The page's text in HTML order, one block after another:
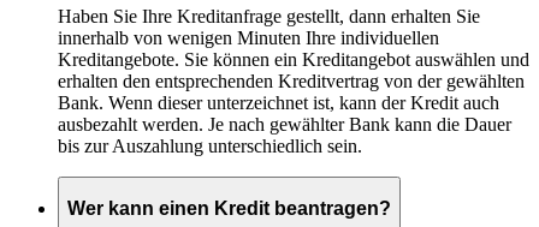
Haben Sie Ihre Kreditanfrage gestellt, dann erhalten Sie
innerhalb von wenigen Minuten Ihre individuellen
Kreditangebote. Sie können ein Kreditangebot auswählen und
erhalten den entsprechenden Kreditvertrag von der gewählten
Bank. Wenn dieser unterzeichnet ist, kann der Kredit auch
ausbezahlt werden. Je nach gewählter Bank kann die Dauer
bis zur Auszahlung unterschiedlich sein.
Wer kann einen Kredit beantragen?